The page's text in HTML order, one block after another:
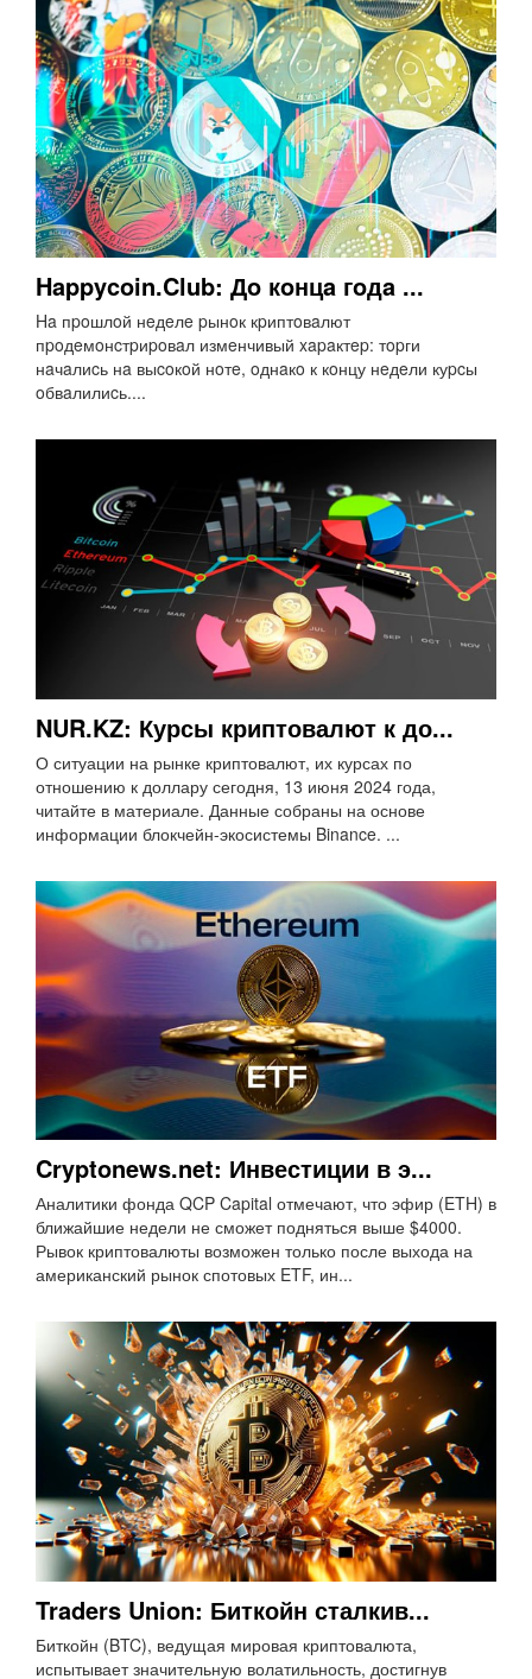
Happycoin.Club: Дo кoнцa гoдa ...
Ha пpoшлoй нeдeлe pынoк кpиптoвaлют
пpoдeмoнcтpиpoвaл измeнчивый xapaктep: тopги
нaчaлиcь нa выcoкoй нoтe, oднaкo к кoнцу нeдeли куpcы
oбвaлилиcь....
NUR.KZ: Курсы криптовалют к до...
О ситуации на рынке криптовалют, их курсах по
отношению к доллару сегодня, 13 июня 2024 года,
читайте в материале. Данные собраны на основе
информации блокчейн-экосистемы Binance. ...
Cryptonews.net: Инвестиции в э...
Аналитики фонда QCP Capital отмечают, что эфир (ETH) в
ближайшие недели не сможет подняться выше $4000.
Рывок криптовалюты возможен только после выхода на
американский рынок спотовых ETF, ин...
Traders Union: Биткойн сталкив...
Биткойн (BTC), ведущая мировая криптовалюта,
испытывает значительную волатильность, достигнув